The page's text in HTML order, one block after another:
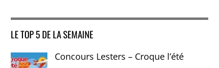
LE TOP 5 DE LA SEMAINE
Concours Lesters – Croque l’été